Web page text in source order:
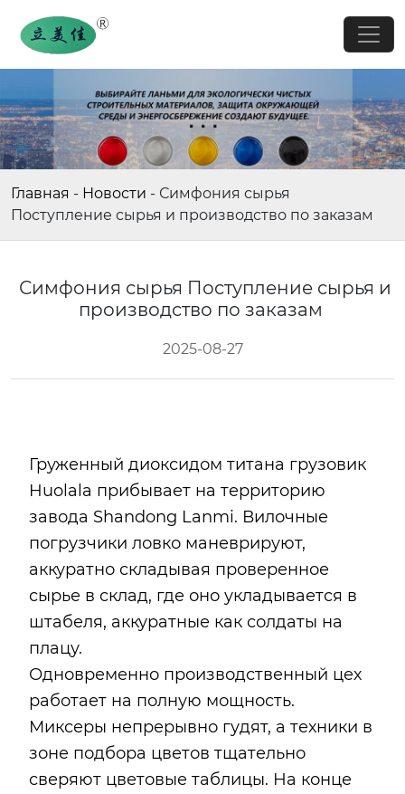
Главная - Новости - Симфония сырья
Поступление сырья и производство по заказам
Симфония сырья Поступление сырья и
производство по заказам
2025-08-27
Груженный диоксидом титана грузовик
Huolala прибывает на территорию
завода Shandong Lanmi. Вилочные
погрузчики ловко маневрируют,
аккуратно складывая проверенное
сырье в склад, где оно укладывается в
штабеля, аккуратные как солдаты на
плацу.
Одновременно производственный цех
работает на полную мощность.
Миксеры непрерывно гудят, а техники в
зоне подбора цветов тщательно
сверяют цветовые таблицы. На конце